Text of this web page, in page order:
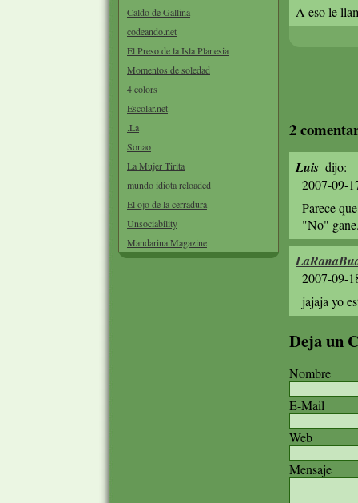
Caldo de Gallina
codeando.net
El Preso de la Isla Planesia
Momentos de soledad
4 colors
Escolar.net
.La
Sonao
La Mujer Tirita
mundo idiota reloaded
El ojo de la cerradura
Unsociability
Mandarina Magazine
A eso le
2
Luis dijo:
2007-09-
Parece
"No"
2007-09-
jajaja yo
Deja un
Nombre
E-Mail
Web
Mensaje